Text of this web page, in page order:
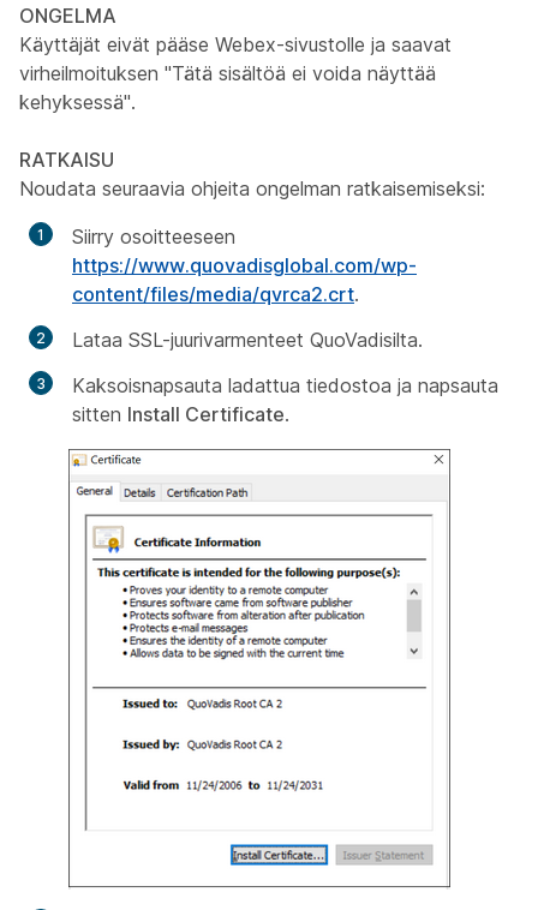
ONGELMA
Käyttäjät eivät pääse Webex-sivustolle ja saavat
virheilmoituksen "Tätä sisältöä ei voida näyttää
kehyksessä".
RATKAISU
Noudata seuraavia ohjeita ongelman ratkaisemiseksi:
Siirry osoitteeseen
https://www.quovadisglobal.com/wp-
content/files/media/qvrca2.crt.
Lataa SSL-juurivarmenteet QuoVadisilta.
Kaksoisnapsauta ladattua tiedostoa ja napsauta
sitten Install Certificate.